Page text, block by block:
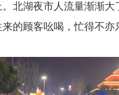
北湖夜市人流量渐渐大
的顾客吆喝，忙得不亦